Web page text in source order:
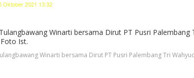
B
r
Oktober 2021 13:32
Winarti bersama Dirut PT Pusri Palembang Tri